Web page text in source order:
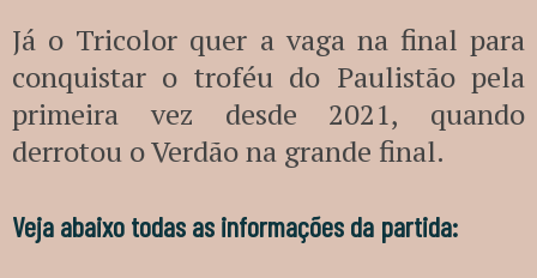
Já o Tricolor quer a vaga na final para
conquistar o troféu do Paulistão pela
primeira vez desde 2021, quando
derrotou o Verdão na grande final.
Veja abaixo todas as informações da partida: